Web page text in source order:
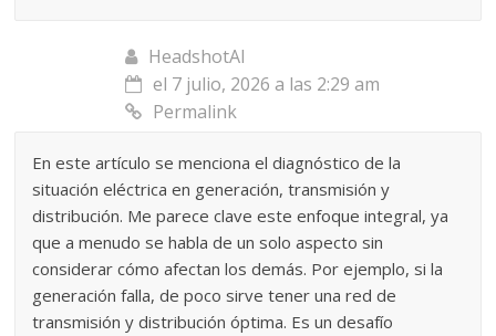
HeadshotAI
el 7 julio, 2026 a las 2:29 am
Permalink
En este artículo se menciona el diagnóstico de la
situación eléctrica en generación, transmisión y
distribución. Me parece clave este enfoque integral, ya
que a menudo se habla de un solo aspecto sin
considerar cómo afectan los demás. Por ejemplo, si la
generación falla, de poco sirve tener una red de
transmisión y distribución óptima. Es un desafío